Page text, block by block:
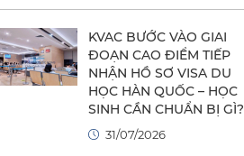
KVAC BƯỚC VÀO GIAI
ĐOẠN CAO ĐIỂM TIẾP
NHẬN HỒ SƠ VISA DU
HỌC HÀN QUỐC – HỌC
SINH CẦN CHUẨN BỊ GÌ?
31/07/2026